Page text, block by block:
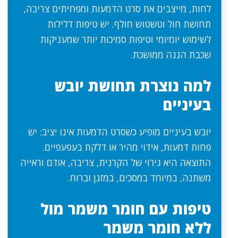
לחות, מייצבים את סרט הדמעות ומפחיתים צריבה,
תחושת חול וטשטוש חולף. יש טיפות דלילות
לשימוש יומיומי וטיפות סמיכות יותר שמעניקות
שכבת הגנה ממושכת.
למה נוצרת תחושת יובש
בעיניים
יובש בעיניים מופיע כשסרט הדמעות אינו יציב: יש
פחות דמעות, אידוי מהיר או דלקת בעפעפיים.
התוצאה היא גירוי של הקרנית, צריבה, אודם וראייה
משתנה, במיוחד במסכים, במזגן וברוח.
טיפות עם חומר משמר מול
ללא חומר משמר